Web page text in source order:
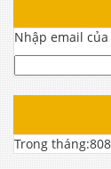
Nhập email
Trong tháng:808